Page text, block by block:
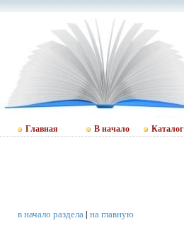
Главная В начало Каталог
в начало раздела| на главную